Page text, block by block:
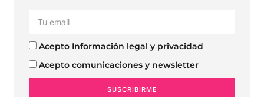
Acepto Información legal y privacidad
Acepto comunicaciones y newsletter
SUSCRIBIRME